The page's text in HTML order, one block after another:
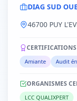
DIAG SUD
46700 PUY
Amiante Audit
ORGANISMES
LCC QUALIXPERT